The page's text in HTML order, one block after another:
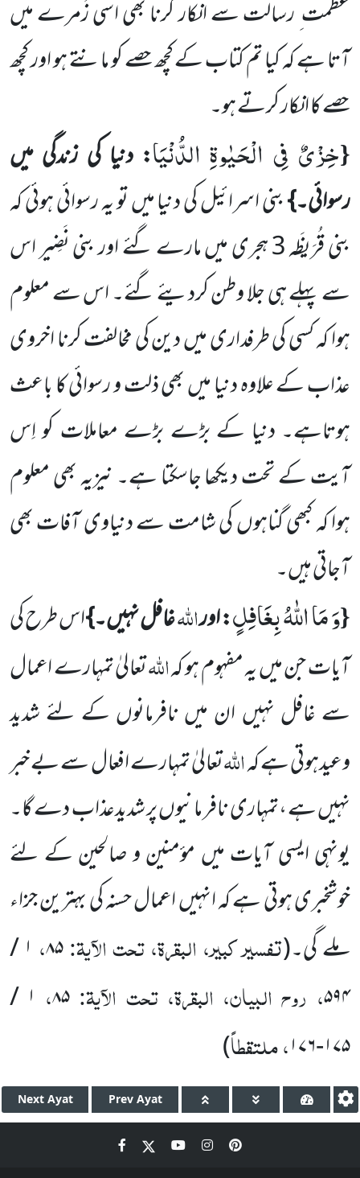
عظمت ِ رسالت سے انکار کرنا بھی اسی زُمرے میں
آتا ہے کہ کیا تم کتاب کے کچھ حصے کو مانتے ہو اور کچھ
حصے کا انکار کرتےہو۔
{خِزْیٌ فِی الْحَیٰوةِ الدُّنْیَا: دنیا کی زندگی میں
رسوائی۔}بنی اسرائیل کی دنیا میں تو یہ رسوائی ہوئی کہ
بنی قُرَیظَہ3ہجری میں مارےگئے اور بنی نَضِیر اس
سے پہلے ہی جلا وطن کردیئے گئے۔ اس سے معلوم
ہوا کہ کسی کی طرفداری میں دین کی مخالفت کرنا اخروی
عذاب کے علاوہ دنیا میں بھی ذلت و رسوائی کا باعث
ہوتاہے۔ دنیا کے بڑے بڑے معاملات کو اِس
آیت کے تحت دیکھا جاسکتا ہے۔ نیزیہ بھی معلوم
ہوا کہ کبھی گناہوں کی شامت سے دنیاوی آفات بھی
آجاتی ہیں۔
{وَ مَا اللّٰهُ بِغَافِلٍ: اوراللہغافل نہیں۔}اس طرح کی
آیات جن میں یہ مفہوم ہو کہاللہتعالیٰ تمہارے اعمال
سے غافل نہیں ان میں نافرمانوں کے لئے شدید
وعیدہوتی ہے کہاللہتعالیٰ تمہارے افعال سے بے خبر
نہیں ہے ،تمہاری نافر مانیوں پر شدیدعذاب دے گا۔
یونہی ایسی آیات میں مؤمنین و صالحین کے لئے
خوشخبری ہوتی ہے کہ انہیں اعمال حسنہ کی بہترین جزاء
ملے گی۔(تفسیر کبیر، البقرۃ، تحت الآیۃ:۸۵، ۱ /
۵۹۴، روح البیان، البقرۃ، تحت الآیۃ: ۸۵،
۱ /
۱۷۵-۱۷۶
،ملتقطاً)
Next Ayat Prev Ayat